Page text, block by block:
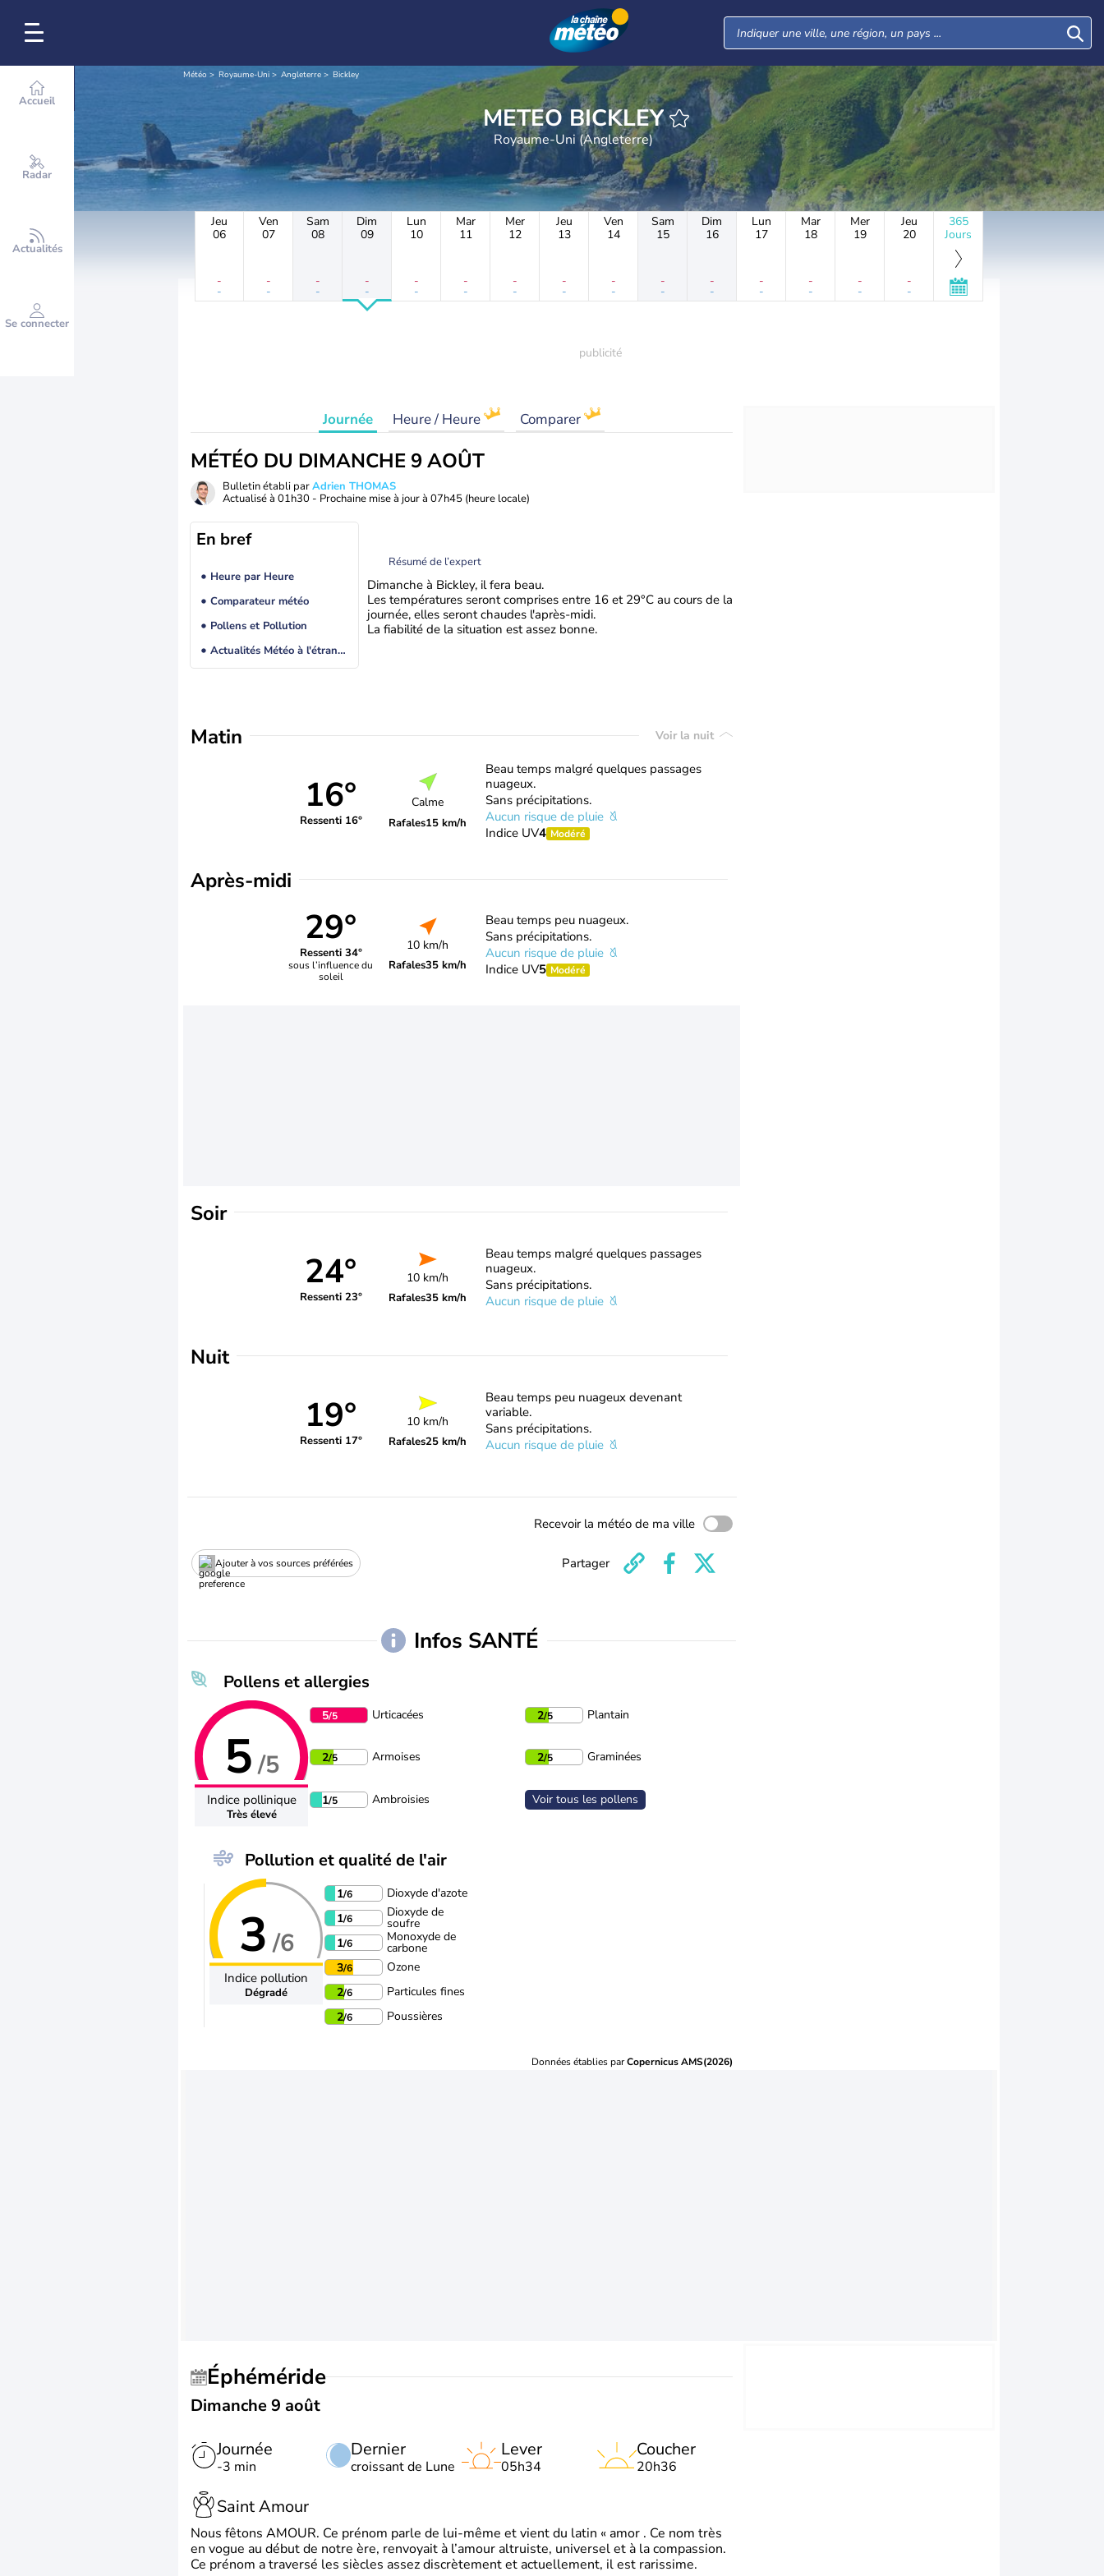
Accueil
Radar
Actualités
Se connecter
Météo Royaume-Uni Angleterre Bickley
METEO BICKLEY
Royaume-Uni (Angleterre)
Jeu
06
-
-
Ven
07
-
-
Sam
08
-
-
Dim
09
-
-
Lun
10
-
-
Mar
11
-
-
Mer
12
-
-
Jeu
13
-
-
Ven
14
-
-
Sam
15
-
-
Dim
16
-
-
Lun
17
-
-
Mar
18
-
-
Mer
19
-
-
Jeu
20
-
-
365
Jours
Journée Heure / Heure Comparer
MÉTÉO DU DIMANCHE 9 AOÛT
Bulletin établi parAdrien THOMAS
Actualisé à 01h30 - Prochaine mise à jour à 07h45 (heure locale)
En bref
Heure par Heure
Comparateur météo
Pollens et Pollution
Actualités Météo à l'étranger
Résumé de l’expert
Dimanche à Bickley, il fera beau.
Les températures seront comprises entre 16 et 29°C au cours de la
journée, elles seront chaudes l'après-midi.
La fiabilité de la situation est assez bonne.
Matin Voir la nuit
16°
Ressenti 16°
Calme
Rafales15 km/h
Beau temps malgré quelques passages
nuageux.
Sans précipitations.
Aucun risque de pluie
Indice UV4 Modéré
Après-midi
29°
Ressenti 34°
sous l’influence du
soleil
10 km/h
Rafales35 km/h
Beau temps peu nuageux.
Sans précipitations.
Aucun risque de pluie
Indice UV5 Modéré
Soir
24°
Ressenti 23°
10 km/h
Rafales35 km/h
Beau temps malgré quelques passages
nuageux.
Sans précipitations.
Aucun risque de pluie
Nuit
19°
Ressenti 17°
10 km/h
Rafales25 km/h
Beau temps peu nuageux devenant
variable.
Sans précipitations.
Aucun risque de pluie
Recevoir la météo de ma ville
Ajouter à vos sources préférées Partager
Infos SANTÉ
Pollens et allergies
5/5
Indice pollinique
Très élevé
5/5 Urticacées 2/5 Plantain
2/5 Armoises 2/5 Graminées
1/5 Ambroisies Voir tous les pollens
Pollution et qualité de l'air
3 /6
Indice pollution
Dégradé
1/6
Dioxyde d'azote
1/6 Dioxyde de
soufre
1/6 Monoxyde de
carbone
3/6
Ozone
2/6
Particules fines
2/6 Poussières
Données établies parCopernicus AMS(2026)
Éphéméride
Dimanche 9 août
Journée
-3 min
Dernier
croissant de Lune
Lever
05h34
Coucher
20h36
Saint Amour
Nous fêtons AMOUR. Ce prénom parle de lui-même et vient du latin « amor . Ce nom très
en vogue au début de notre ère, renvoyait à l’amour altruiste, universel et à la compassion.
Ce prénom a traversé les siècles assez discrètement et actuellement, il est rarissime.